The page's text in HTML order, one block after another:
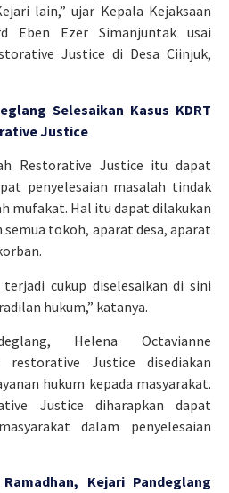
lain,” ujar Kepala Kejaksaan
Eben Ezer Simanjuntak usai
Justice di Desa Ciinjuk,
Selesaikan Kasus KDRT
Justice
Restorative Justice itu dapat
penyelesaian masalah tindak
mufakat. Hal itu dapat dilakukan
semua tokoh, aparat desa, aparat
terjadi cukup diselesaikan di sini
hukum,” katanya.
Helena Octavianne
restorative Justice disediakan
hukum kepada masyarakat.
Justice diharapkan dapat
dalam penyelesaian
Kejari Pandeglang